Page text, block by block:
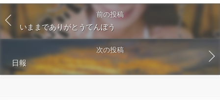
る
前の投稿
いままでありがとうてんぼう
次の投稿
日報